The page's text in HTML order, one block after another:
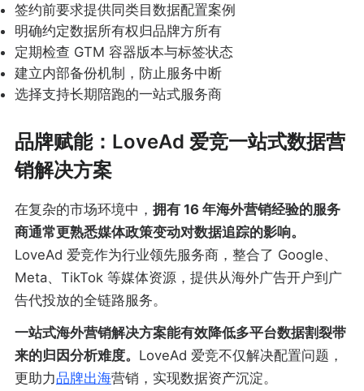
签约前要求提供同类目数据配置案例
明确约定数据所有权归品牌方所有
定期检查 GTM 容器版本与标签状态
建立内部备份机制，防止服务中断
选择支持长期陪跑的一站式服务商
品牌赋能：LoveAd 爱竞一站式数据营
销解决方案
在复杂的市场环境中， 拥有 16 年海外营销经验的服务
商通常更熟悉媒体政策变动对数据追踪的影响。
LoveAd 爱竞作为行业领先服务商，整合了 Google、
Meta、TikTok 等媒体资源，提供从海外广告开户到广
告代投放的全链路服务。
一站式海外营销解决方案能有效降低多平台数据割裂带
来的归因分析难度。 LoveAd 爱竞不仅解决配置问题，
更助力品牌出海营销，实现数据资产沉淀。